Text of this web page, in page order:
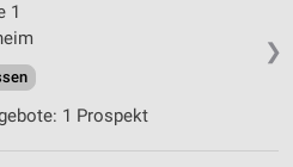
❯
1
1 Prospekt